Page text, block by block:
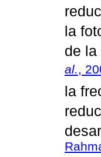
la
de la
al.,
la